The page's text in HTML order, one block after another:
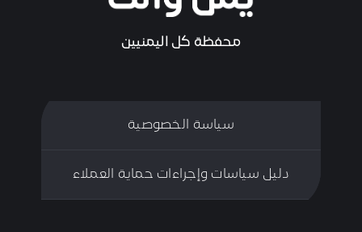
محفظة كل اليمنيين
سياسة الخصوصية
دليل سياسات وإجراءات حماية العملاء